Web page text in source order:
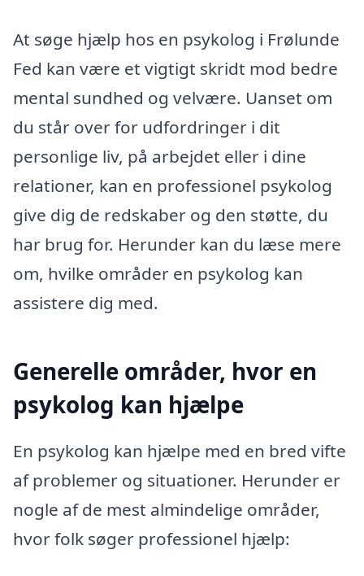
At søge hjælp hos en psykolog i Frølunde
Fed kan være et vigtigt skridt mod bedre
mental sundhed og velvære. Uanset om
du står over for udfordringer i dit
personlige liv, på arbejdet eller i dine
relationer, kan en professionel psykolog
give dig de redskaber og den støtte, du
har brug for. Herunder kan du læse mere
om, hvilke områder en psykolog kan
assistere dig med.
Generelle områder, hvor en
psykolog kan hjælpe
En psykolog kan hjælpe med en bred vifte
af problemer og situationer. Herunder er
nogle af de mest almindelige områder,
hvor folk søger professionel hjælp: